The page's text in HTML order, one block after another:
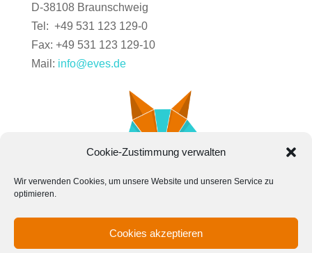
Cookie-Zustimmung verwalten
Wir verwenden Cookies, um unsere Website und unseren Service zu
optimieren.
Cookies akzeptieren
D-38108 Braunschweig
Tel: +49 531 123 129-0
Fax: +49 531 123 129-10
Mail: info@eves.de
Kontakt News Karriere Impressum Cookie